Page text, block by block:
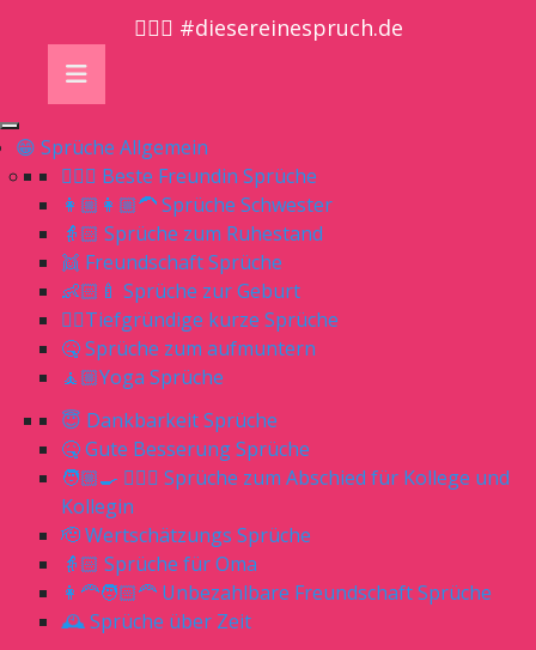
🤷🏼‍♀️ #diesereinespruch.de
😁 Sprüche Allgemein
👱🏻‍♀️ Beste Freundin Sprüche
👩🏼👩🏼‍🦱 Sprüche Schwester
👵🏻 Sprüche zum Ruhestand
👯 Freundschaft Sprüche
👶🏻🍼 Sprüche zur Geburt
👌🏻Tiefgründige kurze Sprüche
🤒 Sprüche zum aufmuntern
🧘🏼Yoga Sprüche
😇 Dankbarkeit Sprüche
🤒 Gute Besserung Sprüche
🧑🏼‍🍳 👨🏼‍⚕️ Sprüche zum Abschied für Kollege und
Kollegin
🫡 Wertschätzungs Sprüche
👵🏻 Sprüche für Oma
👩‍🦰🧑🏻‍🦰 Unbezahlbare Freundschaft Sprüche
🕰 Sprüche über Zeit